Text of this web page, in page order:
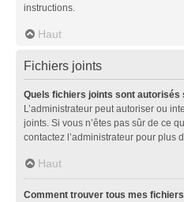
instructions.
Haut
Fichiers joints
Quels fichiers joints sont autorisés
L’administrateur peut autoriser ou
joints. Si vous n’êtes pas sûr de ce
contactez l’administrateur pour plus
Haut
Comment trouver tous mes